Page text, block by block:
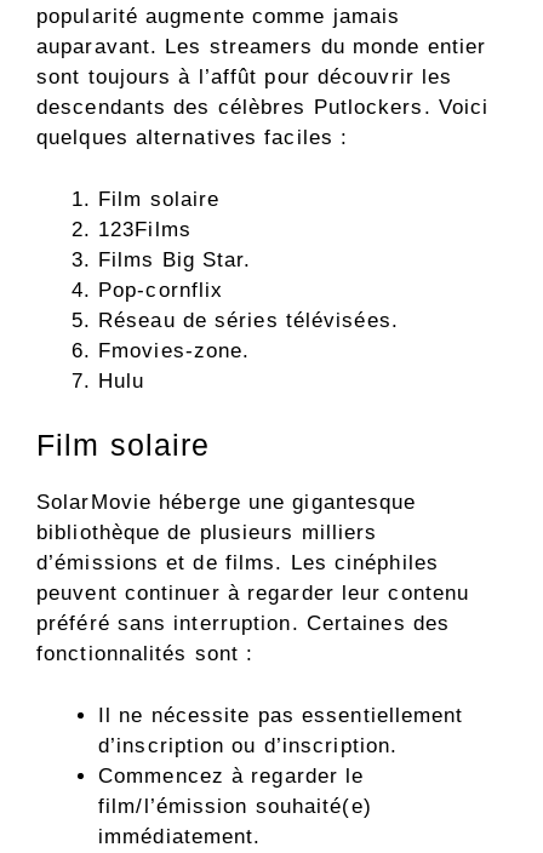
popularité augmente comme jamais
auparavant. Les streamers du monde entier
sont toujours à l’affût pour découvrir les
descendants des célèbres Putlockers. Voici
quelques alternatives faciles :
Film solaire
123Films
Films Big Star.
Pop-cornflix
Réseau de séries télévisées.
Fmovies-zone.
Hulu
Film solaire
SolarMovie héberge une gigantesque
bibliothèque de plusieurs milliers
d’émissions et de films. Les cinéphiles
peuvent continuer à regarder leur contenu
préféré sans interruption. Certaines des
fonctionnalités sont :
Il ne nécessite pas essentiellement
d’inscription ou d’inscription.
Commencez à regarder le
film/l’émission souhaité(e)
immédiatement.